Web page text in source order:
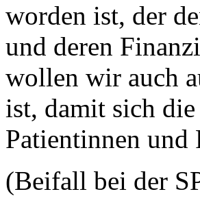
worden ist, der
und deren
wollen wir auch
ist, damit sich
Patientinnen und
(Beifall bei der